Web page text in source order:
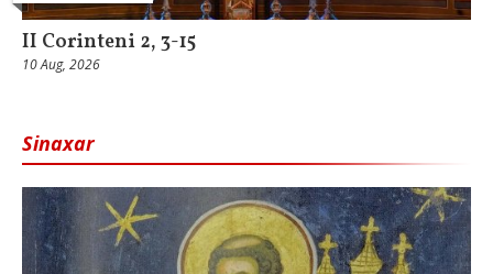
II Corinteni 2, 3-15
10 Aug, 2026
Sinaxar